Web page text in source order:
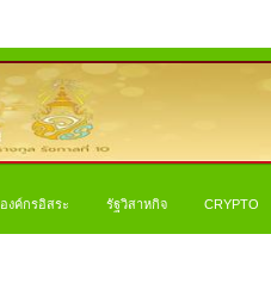
องค์กรอิสระ รัฐวิสาหกิจ CRYPTO